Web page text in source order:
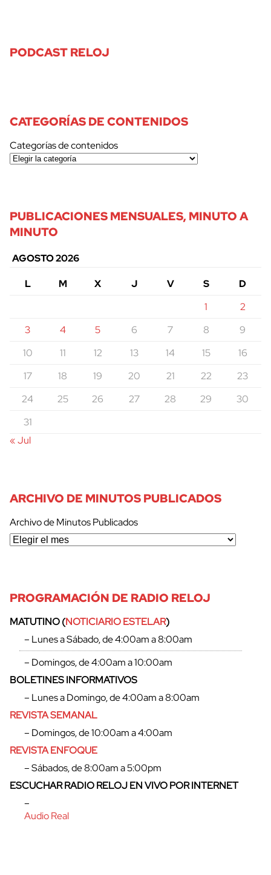
cerrar
PODCAST RELOJ
CATEGORÍAS DE CONTENIDOS
Categorías de contenidos
PUBLICACIONES MENSUALES, MINUTO A
MINUTO
AGOSTO 2026
L
M X J V S
D
1
2
3
4 5 6 7 8
9
10
11 12 13 14 15
16
17
18 19 20 21 22
23
24
25 26 27 28 29
30
31
« Jul
ARCHIVO DE MINUTOS PUBLICADOS
Archivo de Minutos Publicados
PROGRAMACIÓN DE RADIO RELOJ
MATUTINO (NOTICIARIO ESTELAR)
– Lunes a Sábado, de 4:00am a 8:00am
– Domingos, de 4:00am a 10:00am
BOLETINES INFORMATIVOS
– Lunes a Domingo, de 4:00am a 8:00am
REVISTA SEMANAL
– Domingos, de 10:00am a 4:00am
REVISTA ENFOQUE
– Sábados, de 8:00am a 5:00pm
ESCUCHAR RADIO RELOJ EN VIVO POR INTERNET
–
Audio Real